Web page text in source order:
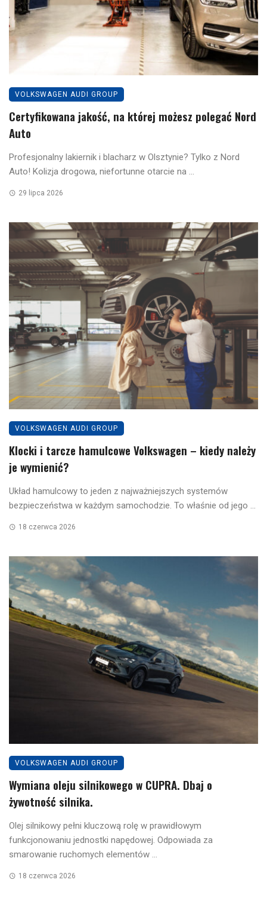
VOLKSWAGEN AUDI GROUP
Certyfikowana jakość, na której możesz polegać Nord
Auto
Profesjonalny lakiernik i blacharz w Olsztynie? Tylko z Nord
Auto! Kolizja drogowa, niefortunne otarcie na ...
29 lipca 2026
VOLKSWAGEN AUDI GROUP
Klocki i tarcze hamulcowe Volkswagen – kiedy należy
je wymienić?
Układ hamulcowy to jeden z najważniejszych systemów
bezpieczeństwa w każdym samochodzie. To właśnie od jego ...
18 czerwca 2026
VOLKSWAGEN AUDI GROUP
Wymiana oleju silnikowego w CUPRA. Dbaj o
żywotność silnika.
Olej silnikowy pełni kluczową rolę w prawidłowym
funkcjonowaniu jednostki napędowej. Odpowiada za
smarowanie ruchomych elementów ...
18 czerwca 2026